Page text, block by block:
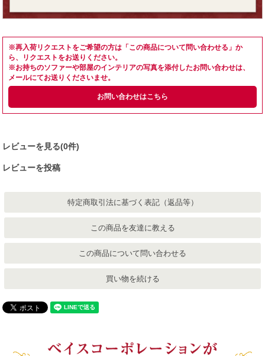
※再入荷リクエストをご希望の方は「この商品について問い合わせる」か
ら、リクエストをお送りください。
※お持ちのソファーや部屋のインテリアの写真を添付したお問い合わせは、
メールにてお送りくださいませ。
お問い合わせはこちら
レビューを見る(0件)
レビューを投稿
特定商取引法に基づく表記（返品等）
この商品を友達に教える
この商品について問い合わせる
買い物を続ける